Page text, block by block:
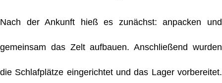
Nach der Ankunft hieß es zunächst: anpacken und
gemeinsam das Zelt aufbauen. Anschließend wurden
die Schlafplätze eingerichtet und das Lager vorbereitet.